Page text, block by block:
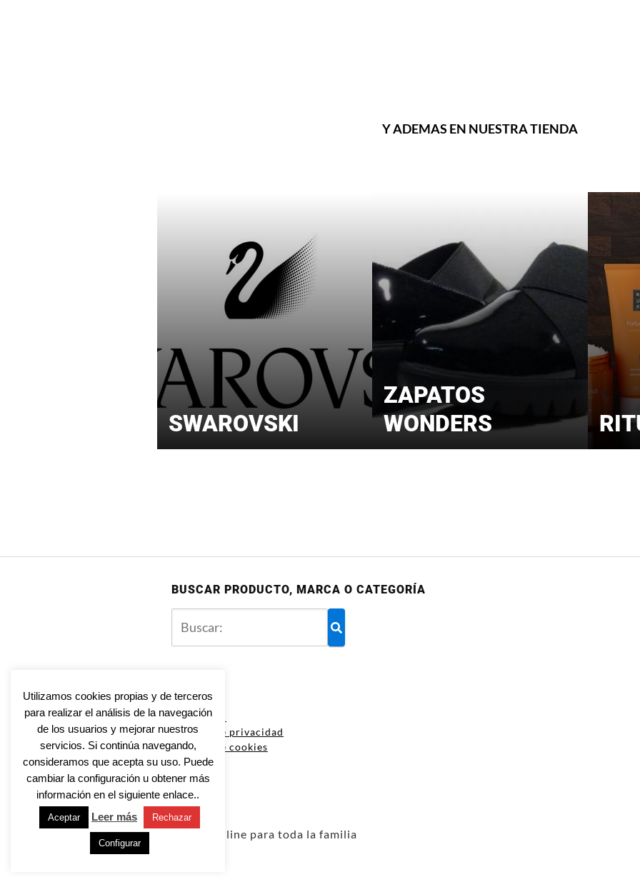
Y ADEMAS EN NUESTRA TIENDA
SWAROVSKI
ZAPATOS
WONDERS
BUSCAR PRODUCTO, MARCA O CATEGORÍA
Aviso legal
Política de privacidad
Política de cookies
Tienda Online para toda la familia
Utilizamos cookies propias y de terceros
para realizar el análisis de la navegación
de los usuarios y mejorar nuestros
servicios. Si continúa navegando,
consideramos que acepta su uso. Puede
cambiar la configuración u obtener más
información en el siguiente enlace..
Aceptar Leer más Rechazar
Configurar